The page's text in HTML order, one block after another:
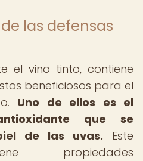
las defensas
el vino tinto, contiene
beneficiosos para el
Uno de ellos es el
que se
de las uvas. Este
propiedades